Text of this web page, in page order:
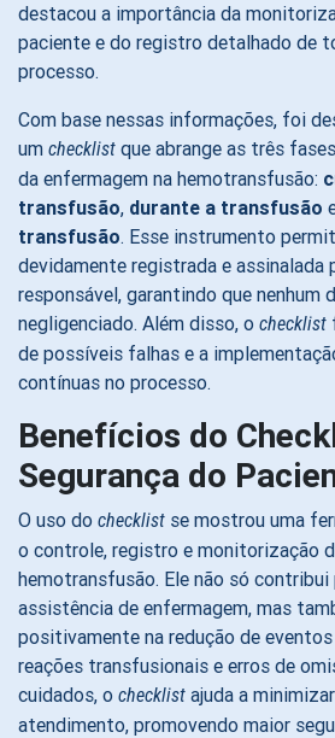
destacou a importância da
paciente e do registro detalhado de
processo.
Com base nessas informações, foi
um checklist que abrange as três
da enfermagem na hemotransfusão:
transfusão, durante a transfusão
transfusão. Esse instrumento
devidamente registrada e assinalada
responsável, garantindo que nenhum
negligenciado. Além disso, o checklist
de possíveis falhas e a
contínuas no processo.
Benefícios do
Segurança do
O uso do checklist se mostrou uma
o controle, registro e monitorização
hemotransfusão. Ele não só contribui
assistência de enfermagem, mas
positivamente na redução de
reações transfusionais e erros de
cuidados, o checklist ajuda a
atendimento, promovendo maior